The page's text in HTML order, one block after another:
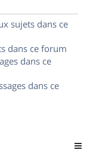
sujets dans ce
dans ce forum
dans ce
dans ce